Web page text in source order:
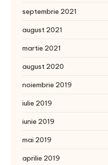
septembrie 2021
august 2021
martie 2021
august 2020
noiembrie 2019
iulie 2019
iunie 2019
mai 2019
aprilie 2019